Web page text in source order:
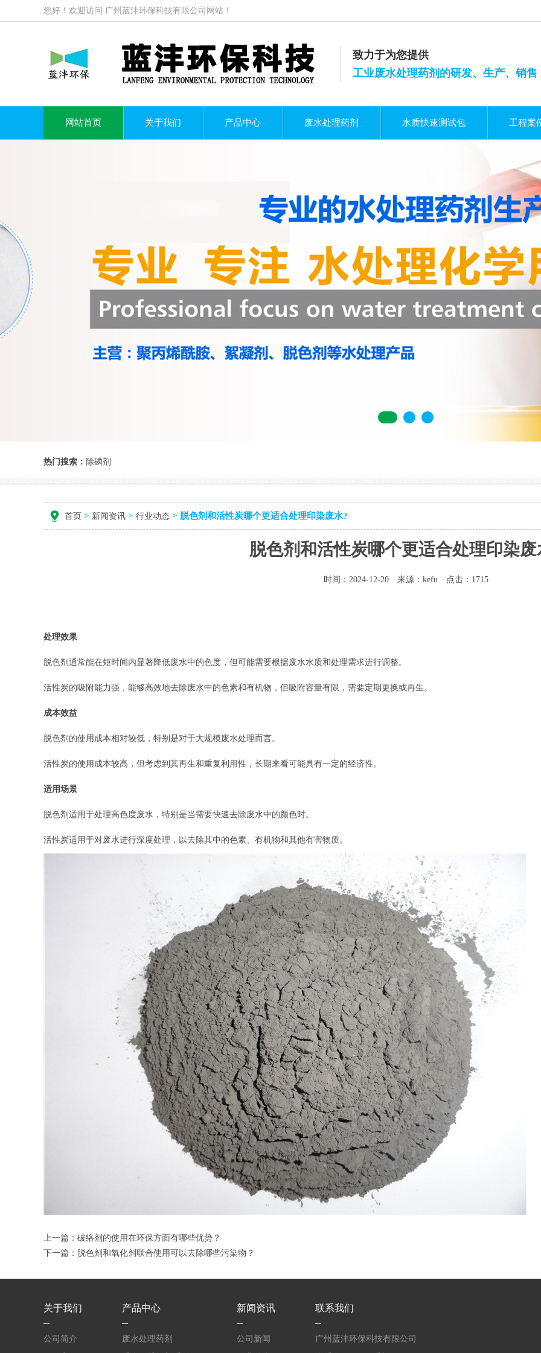
您好！欢迎访问 广州蓝沣环保科技有限公司 网站！
致力于为您提供
工业废水处理药剂的研发、生产、销售
网站首页 关于我们 产品中心 废水处理药剂 水质快速测试包 工程案
热门搜索： 除磷剂
首页 > 新闻资讯 > 行业动态 > 脱色剂和活性炭哪个更适合处理印染废水?
脱色剂和活性炭哪个更适合处理印染废
时间：2024-12-20 来源：kefu 点击：1715
处理效果
脱色剂通常能在短时间内显著降低废水中的色度，但可能需要根据废水水质和处理需求进行调整。
活性炭的吸附能力强，能够高效地去除废水中的色素和有机物，但吸附容量有限，需要定期更换或再生。
成本效益
脱色剂的使用成本相对较低，特别是对于大规模废水处理而言。
活性炭的使用成本较高，但考虑到其再生和重复利用性，长期来看可能具有一定的经济性。
适用场景
脱色剂适用于处理高色度废水，特别是当需要快速去除废水中的颜色时。
活性炭适用于对废水进行深度处理，以去除其中的色素、有机物和其他有害物质。
上一篇： 破络剂的使用在环保方面有哪些优势？
下一篇： 脱色剂和氧化剂联合使用可以去除哪些污染物？
关于我们
公司简介
产品中心
废水处理药剂
新闻资讯
公司新闻
联系我们
广州蓝沣环保科技有限公司